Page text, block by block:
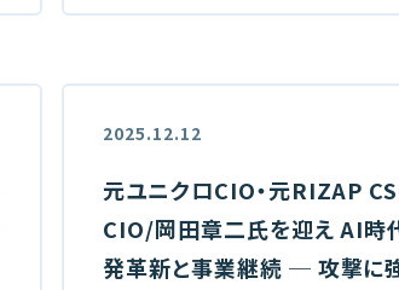
2025.12.12
元ユニクロCIO・元RIZAP
CIO/岡田章二氏を迎え AI時
発革新と事業継続 ─ 攻撃に